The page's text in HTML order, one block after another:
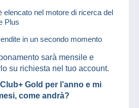
elencato nel motore di ricerca del
Plus
in un secondo momento
sarà mensile e
su richiesta nel tuo account.
Gold per l’anno e mi
come andrà?